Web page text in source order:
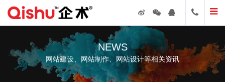
NEWS
网站建设、网站制作、网站设计等相关资讯